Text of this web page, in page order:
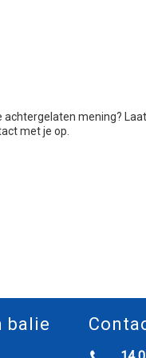
mening?
met je op.
balie